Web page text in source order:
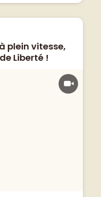
plein vitesse,
Liberté !